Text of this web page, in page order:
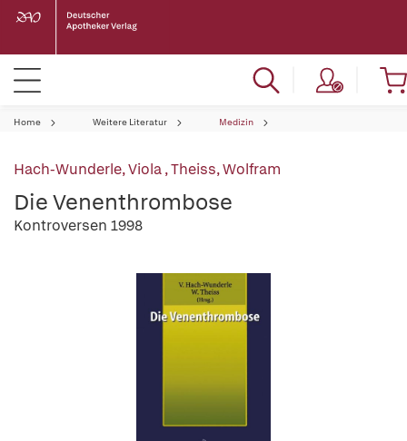
Home Weitere Literatur Medizin
Hach-Wunderle, Viola,Theiss, Wolfram
Die Venenthrombose
Kontroversen 1998